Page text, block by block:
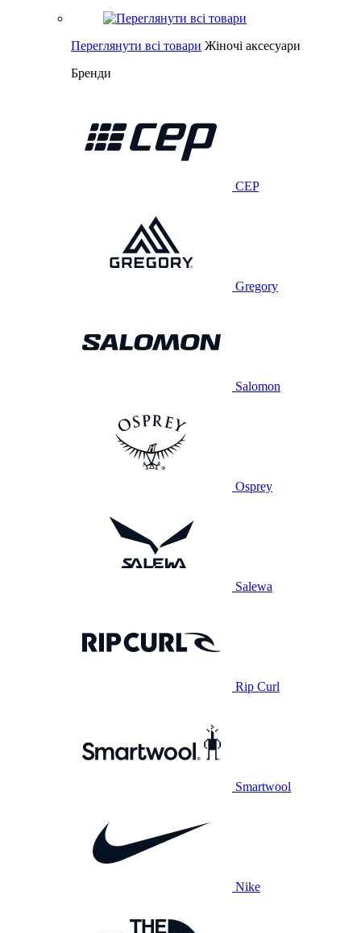
Переглянути всі товари Жіночі аксесуари
Бренди
CEP
Gregory
Salomon
Osprey
Salewa
Rip Curl
Smartwool
Nike